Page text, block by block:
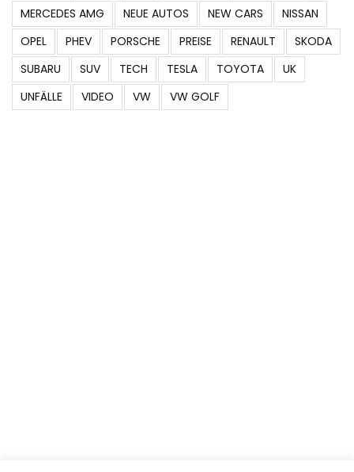
MERCEDES AMG
NEUE AUTOS NEW CARS
NISSAN
OPEL
PHEV PORSCHE PREISE RENAULT
SKODA
SUBARU
SUV TECH TESLA TOYOTA
UK
UNFÄLLE
VIDEO VW VW GOLF